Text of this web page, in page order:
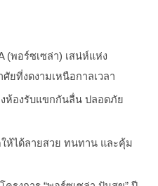
(พอร์ซเซล่า) เสน่ห์แห่ง
ยที่งดงามเหนือกาลเวลา
ห้องรับแขกกันลื่น ปลอดภัย
ให้ได้ลายสวย ทนทาน และคุ้ม